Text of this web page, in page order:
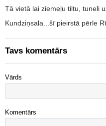
Tā vietā lai ziemeļu tiltu, tuneli
Kundziņsala...šī pieirstā pērle
Tavs komentārs
Vārds
Komentārs